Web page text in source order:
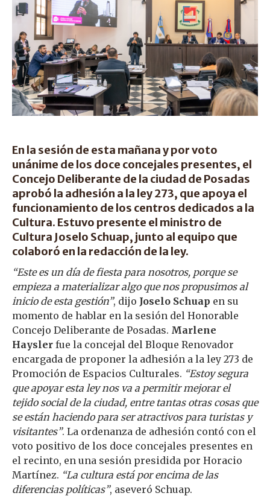
En la sesión de esta mañana y por voto
unánime de los doce concejales presentes, el
Concejo Deliberante de la ciudad de Posadas
aprobó la adhesión a la ley 273, que apoya el
funcionamiento de los centros dedicados a la
Cultura. Estuvo presente el ministro de
Cultura Joselo Schuap, junto al equipo que
colaboró en la redacción de la ley.
“Este es un día de fiesta para nosotros, porque se
empieza a materializar algo que nos propusimos al
inicio de esta gestión”, dijo Joselo Schuap en su
momento de hablar en la sesión del Honorable
Concejo Deliberante de Posadas. Marlene
Haysler fue la concejal del Bloque Renovador
encargada de proponer la adhesión a la ley 273 de
Promoción de Espacios Culturales. “Estoy segura
que apoyar esta ley nos va a permitir mejorar el
tejido social de la ciudad, entre tantas otras cosas que
se están haciendo para ser atractivos para turistas y
visitantes”. La ordenanza de adhesión contó con el
voto positivo de los doce concejales presentes en
el recinto, en una sesión presidida por Horacio
Martínez. “La cultura está por encima de las
diferencias políticas”, aseveró Schuap.